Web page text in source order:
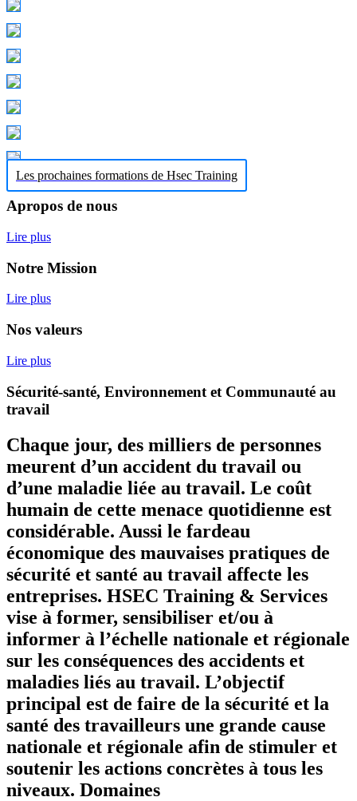
Les prochaines formations de Hsec Training
Apropos de nous
Lire plus
Notre Mission
Lire plus
Nos valeurs
Lire plus
Sécurité-santé, Environnement et Communauté au
travail
Chaque jour, des milliers de personnes
meurent d’un accident du travail ou
d’une maladie liée au travail. Le coût
humain de cette menace quotidienne est
considérable. Aussi le fardeau
économique des mauvaises pratiques de
sécurité et santé au travail affecte les
entreprises. HSEC Training & Services
vise à former, sensibiliser et/ou à
informer à l’échelle nationale et régionale
sur les conséquences des accidents et
maladies liés au travail. L’objectif
principal est de faire de la sécurité et la
santé des travailleurs une grande cause
nationale et régionale afin de stimuler et
soutenir les actions concrètes à tous les
niveaux. Domaines